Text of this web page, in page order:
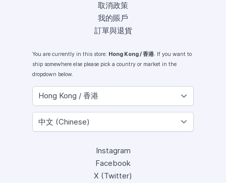
取消政策
我的賬戶
訂單與退貨
You are currently in this store: Hong Kong / 香港. If you want to
ship somewhere else please pick a country or market in the
dropdown below.
Instagram
Facebook
X (Twitter)